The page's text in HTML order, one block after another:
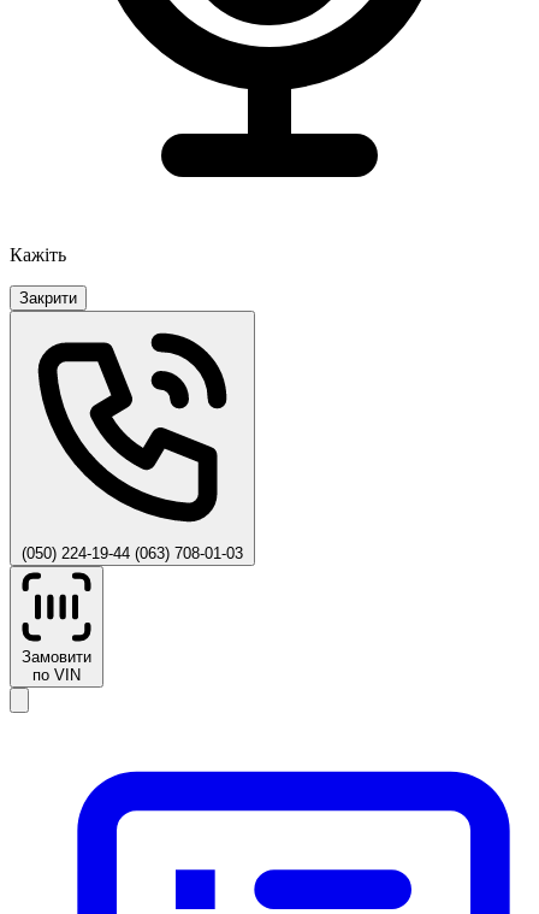
Кажіть
Закрити
(050) 224-19-44 (063) 708-01-03
Замовити
по VIN